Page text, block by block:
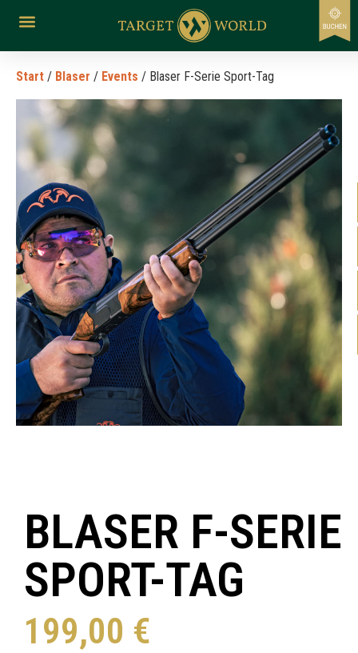
Start / Blaser / Events / Blaser F-Serie Sport-Tag
BLASER F-SERIE
SPORT-TAG
199,00 €